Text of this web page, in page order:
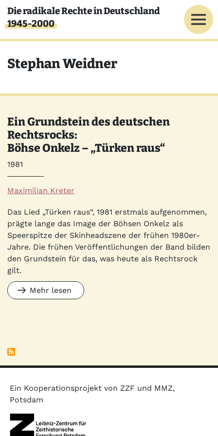
Direkt zum Inhalt
Die radikale Rechte in Deutschland
1945-2000
Stephan Weidner
Ein Grundstein des deutschen
Rechtsrocks:
Böhse Onkelz – „Türken raus“
Jahr
1981
Autor*innen
Maximilian Kreter
Quelle
Das Lied „Türken raus“, 1981 erstmals aufgenommen,
prägte lange das Image der Böhsen Onkelz als
Speerspitze der Skinheadszene der frühen 1980er-
Jahre. Die frühen Veröffentlichungen der Band bilden
den Grundstein für das, was heute als Rechtsrock
gilt.
Mehr lesen
Ein Kooperationsprojekt von ZZF und MMZ,
Potsdam